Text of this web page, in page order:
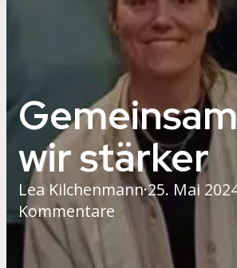
wir stärker
Lea Kilchenmann·25. Mai
Kommentare